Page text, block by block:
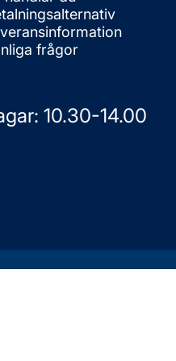
frågor
10.30-14.00